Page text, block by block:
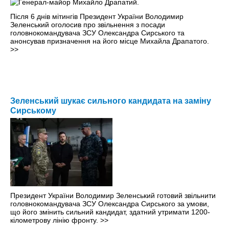
Після 6 днів мітингів Президент України Володимир
Зеленський оголосив про звільнення з посади
головнокомандувача ЗСУ Олександра Сирського та
анонсував призначення на його місце Михайла Драпатого.
>>
Зеленський шукає сильного кандидата на заміну
Сирському
Президент України Володимир Зеленський готовий звільнити
головнокомандувача ЗСУ Олександра Сирського за умови,
що його змінить сильний кандидат, здатний утримати 1200-
кілометрову лінію фронту. >>